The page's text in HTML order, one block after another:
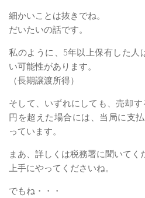
細かいことは抜きでね。
だいたいの話です。
私のように、5年以上保有した人
い可能性があります。
（長期譲渡所得）
そして、いずれにしても、売却
円を超えた場合には、当局に支
っています。
まあ、詳しくは税務署に聞いてく
上手にやってくださいね。
でもね・・・